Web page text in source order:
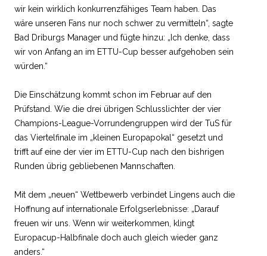
wir kein wirklich konkurrenzfähiges Team haben. Das
wäre unseren Fans nur noch schwer zu vermitteln“, sagte
Bad Driburgs Manager und fügte hinzu: „Ich denke, dass
wir von Anfang an im ETTU-Cup besser aufgehoben sein
würden.“
Die Einschätzung kommt schon im Februar auf den
Prüfstand. Wie die drei übrigen Schlusslichter der vier
Champions-League-Vorrundengruppen wird der TuS für
das Viertelfinale im „kleinen Europapokal“ gesetzt und
trifft auf eine der vier im ETTU-Cup nach den bishrigen
Runden übrig gebliebenen Mannschaften.
Mit dem „neuen“ Wettbewerb verbindet Lingens auch die
Hoffnung auf internationale Erfolgserlebnisse: „Darauf
freuen wir uns. Wenn wir weiterkommen, klingt
Europacup-Halbfinale doch auch gleich wieder ganz
anders.“